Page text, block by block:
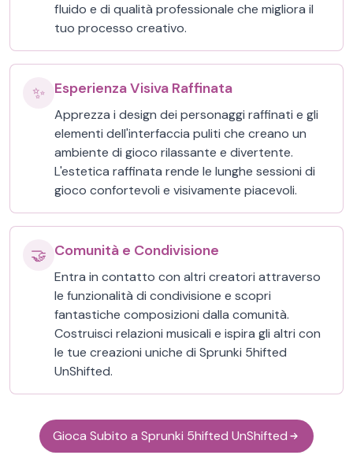
fluido e di qualità professionale che migliora il
tuo processo creativo.
✨ Esperienza Visiva Raffinata
Apprezza i design dei personaggi raffinati e gli
elementi dell'interfaccia puliti che creano un
ambiente di gioco rilassante e divertente.
L'estetica raffinata rende le lunghe sessioni di
gioco confortevoli e visivamente piacevoli.
🤝 Comunità e Condivisione
Entra in contatto con altri creatori attraverso
le funzionalità di condivisione e scopri
fantastiche composizioni dalla comunità.
Costruisci relazioni musicali e ispira gli altri con
le tue creazioni uniche di Sprunki 5hifted
UnShifted.
Gioca Subito a Sprunki 5hifted UnShifted